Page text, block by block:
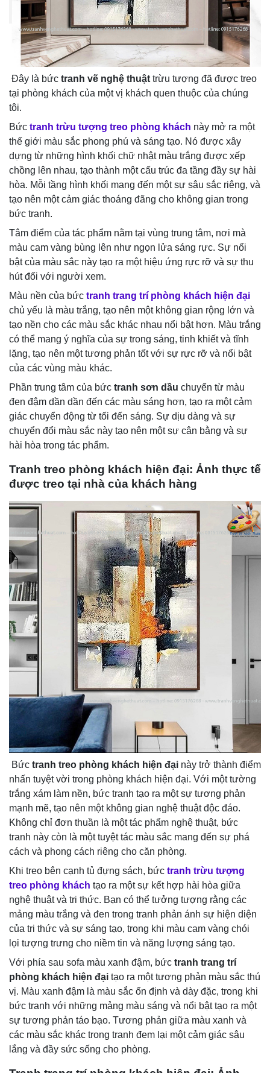
Đây là bức tranh vẽ nghệ thuật trừu tượng đã được treo
tại phòng khách của một vị khách quen thuộc của chúng
tôi.
Bức tranh trừu tượng treo phòng khách này mở ra một
thế giới màu sắc phong phú và sáng tạo. Nó được xây
dựng từ những hình khối chữ nhật màu trắng được xếp
chồng lên nhau, tạo thành một cấu trúc đa tầng đầy sự hài
hòa. Mỗi tầng hình khối mang đến một sự sâu sắc riêng, và
tạo nên một cảm giác thoáng đãng cho không gian trong
bức tranh.
Tâm điểm của tác phẩm nằm tại vùng trung tâm, nơi mà
màu cam vàng bùng lên như ngọn lửa sáng rực. Sự nổi
bật của màu sắc này tạo ra một hiệu ứng rực rỡ và sự thu
hút đối với người xem.
Màu nền của bức tranh trang trí phòng khách hiện đại
chủ yếu là màu trắng, tạo nên một không gian rộng lớn và
tạo nền cho các màu sắc khác nhau nổi bật hơn. Màu trắng
có thể mang ý nghĩa của sự trong sáng, tinh khiết và tĩnh
lặng, tạo nên một tương phản tốt với sự rực rỡ và nổi bật
của các vùng màu khác.
Phần trung tâm của bức tranh sơn dầu chuyển từ màu
đen đậm dần dần đến các màu sáng hơn, tạo ra một cảm
giác chuyển động từ tối đến sáng. Sự dịu dàng và sự
chuyển đổi màu sắc này tạo nên một sự cân bằng và sự
hài hòa trong tác phẩm.
Tranh treo phòng khách hiện đại: Ảnh thực tế
được treo tại nhà của khách hàng
Bức tranh treo phòng khách hiện đại này trở thành điểm
nhấn tuyệt vời trong phòng khách hiện đại. Với một tường
trắng xám làm nền, bức tranh tạo ra một sự tương phản
mạnh mẽ, tạo nên một không gian nghệ thuật độc đáo.
Không chỉ đơn thuần là một tác phẩm nghệ thuật, bức
tranh này còn là một tuyệt tác màu sắc mang đến sự phá
cách và phong cách riêng cho căn phòng.
Khi treo bên cạnh tủ đựng sách, bức tranh trừu tượng
treo phòng khách tạo ra một sự kết hợp hài hòa giữa
nghệ thuật và tri thức. Bạn có thể tưởng tượng rằng các
mảng màu trắng và đen trong tranh phản ánh sự hiện diện
của tri thức và sự sáng tạo, trong khi màu cam vàng chói
lọi tượng trưng cho niềm tin và năng lượng sáng tạo.
Với phía sau sofa màu xanh đậm, bức tranh trang trí
phòng khách hiện đại tạo ra một tương phản màu sắc thú
vị. Màu xanh đậm là màu sắc ổn định và dày đặc, trong khi
bức tranh với những mảng màu sáng và nổi bật tạo ra một
sự tương phản táo bạo. Tương phản giữa màu xanh và
các màu sắc khác trong tranh đem lại một cảm giác sâu
lắng và đầy sức sống cho phòng.